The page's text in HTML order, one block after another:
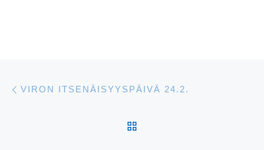
Artikkelien navigointi
VIRON ITSENÄISYYSPÄIVÄ 24.2.